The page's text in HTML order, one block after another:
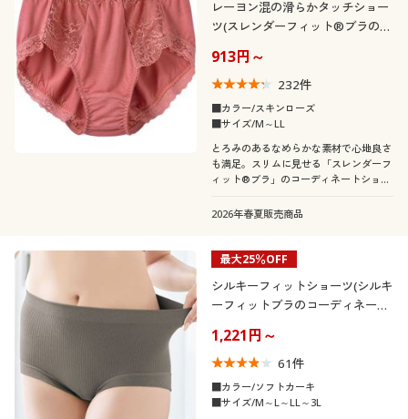
レーヨン混の滑らかタッチショー
ツ(スレンダーフィット®ブラのコ
913円～
232件
■カラー/スキンローズ
■サイズ/M～LL
とろみのあるなめらかな素材で心地良さ
も満足。スリムに見せる「スレンダーフ
ィット®ブラ」のコーディネートショー
2026年春夏販売商品
最大25％OFF
シルキーフィットショーツ(シルキ
ーフィットブラのコーディネート
1,221円～
61件
■カラー/ソフトカーキ
■サイズ/M～L～LL～3L